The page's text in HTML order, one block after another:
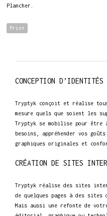
Plancher.
Print
CONCEPTION
Tryptyk conçoit et réalise
mesure quels que soient les
Tryptyk se mobilise pour être
besoins, appréhender vos
graphiques originales et
CRÉATION DE SITES
Tryptyk réalise des sites
de quelques pages à des sites
Mais aussi une refonte de